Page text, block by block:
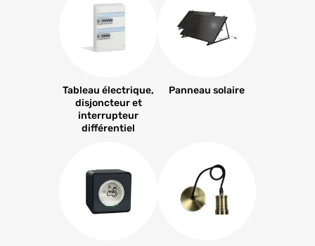
Tableau électrique,
disjoncteur et
interrupteur
différentiel
Panneau solaire